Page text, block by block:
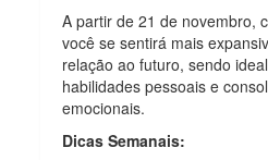
A partir de 21 de novembro,
você se sentirá mais
relação ao futuro, sendo
habilidades pessoais e
emocionais.
Dicas Semanais: